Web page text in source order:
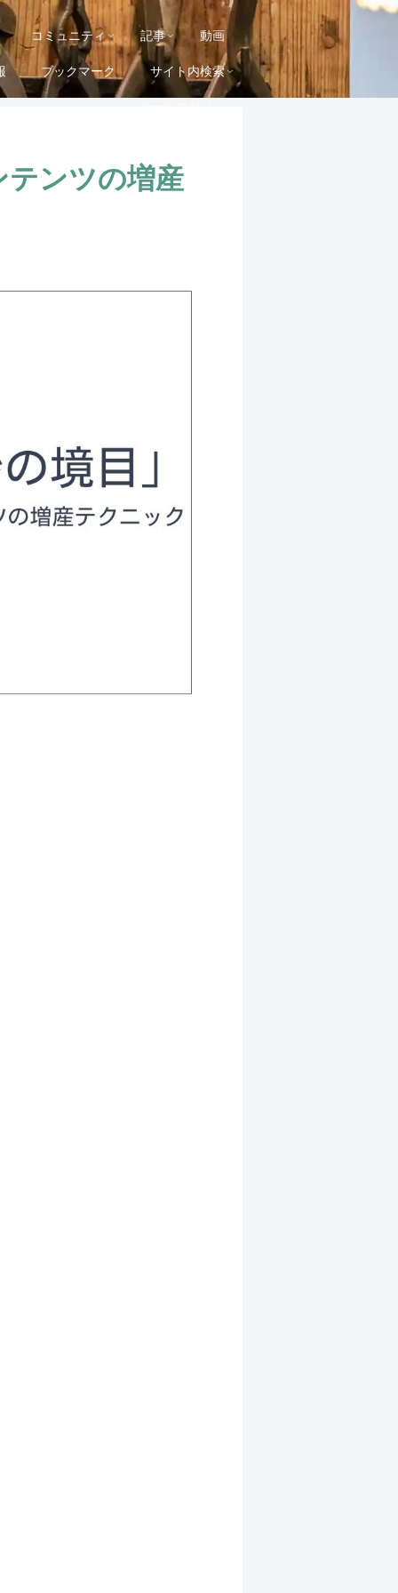
コミュニティ 記事 動画
ブックマーク サイト内検索
テンツの増産